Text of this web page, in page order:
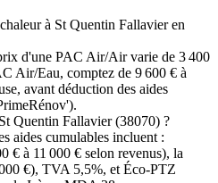
à St Quentin Fallavier en
d'une PAC Air/Air varie de 3 400
Air/Eau, comptez de 9 600 € à
avant déduction des aides
Quentin Fallavier (38070) ?
aides cumulables incluent :
€ à 11 000 € selon revenus), la
€), TVA 5,5%, et Éco-PTZ